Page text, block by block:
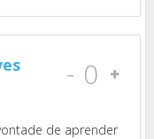
- 0
de aprender